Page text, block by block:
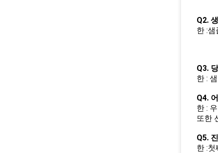
Q2.
한 :
Q3.
한 :
Q4.
한 :
또한
Q5.
한 :